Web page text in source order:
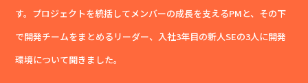
す。プロジェクトを統括してメンバーの成長を支えるPMと、その下
で開発チームをまとめるリーダー、入社3年目の新人SEの3人に開発
環境について聞きました。